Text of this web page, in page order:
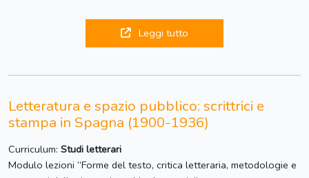
Leggi tutto
Letteratura e spazio pubblico: scrittrici e
stampa in Spagna (1900-1936)
Curriculum: Studi letterari
Modulo lezioni “Forme del testo, critica letteraria, metodologie e